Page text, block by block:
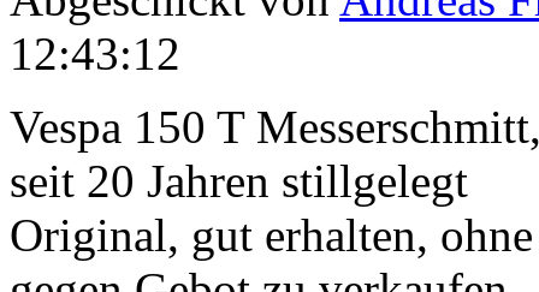
12:43:12
Vespa 150 T
seit 20 Jahren stillgelegt
Original, gut erhalten,